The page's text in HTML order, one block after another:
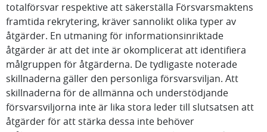
totalförsvar respektive att säkerställa Försvarsmaktens
framtida rekrytering, kräver sannolikt olika typer av
åtgärder. En utmaning för informationsinriktade
åtgärder är att det inte är okomplicerat att identifiera
målgruppen för åtgärderna. De tydligaste noterade
skillnaderna gäller den personliga försvarsviljan. Att
skillnaderna för de allmänna och understödjande
försvarsviljorna inte är lika stora leder till slutsatsen att
åtgärder för att stärka dessa inte behöver